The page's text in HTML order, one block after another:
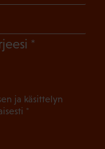
(Pakollinen)
ja käsittelyn
*